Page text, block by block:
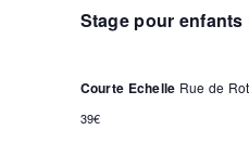
Stage pour
Courte Echelle Rue de
39€